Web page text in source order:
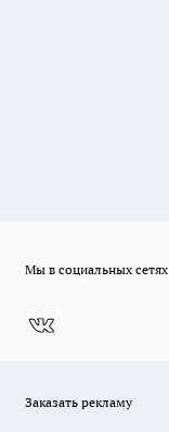
Мы в социальных сетях
Заказать рекламу